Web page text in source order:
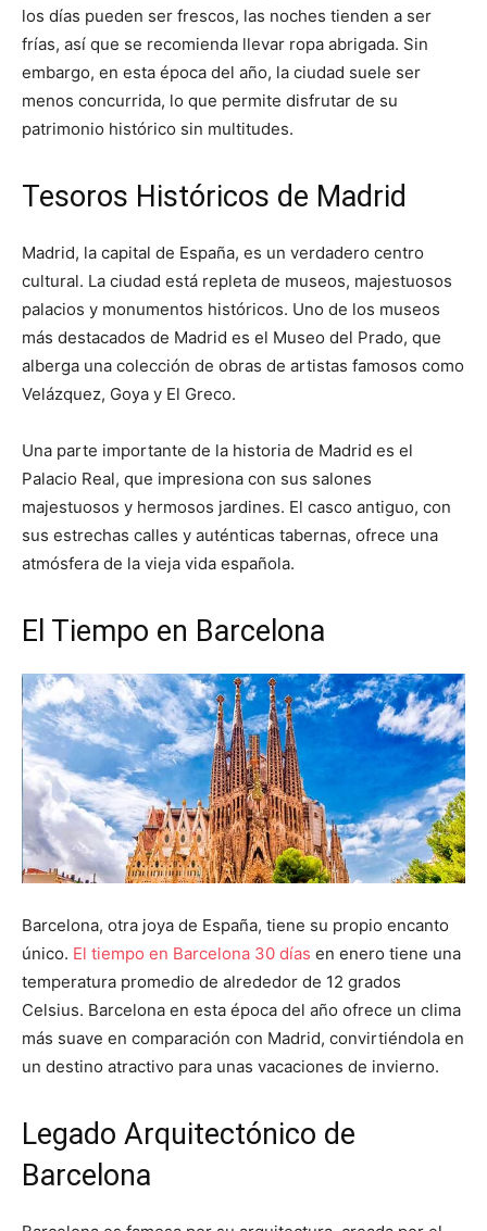
los días pueden ser frescos, las noches tienden a ser
frías, así que se recomienda llevar ropa abrigada. Sin
embargo, en esta época del año, la ciudad suele ser
menos concurrida, lo que permite disfrutar de su
patrimonio histórico sin multitudes.
Tesoros Históricos de Madrid
Madrid, la capital de España, es un verdadero centro
cultural. La ciudad está repleta de museos, majestuosos
palacios y monumentos históricos. Uno de los museos
más destacados de Madrid es el Museo del Prado, que
alberga una colección de obras de artistas famosos como
Velázquez, Goya y El Greco.
Una parte importante de la historia de Madrid es el
Palacio Real, que impresiona con sus salones
majestuosos y hermosos jardines. El casco antiguo, con
sus estrechas calles y auténticas tabernas, ofrece una
atmósfera de la vieja vida española.
El Tiempo en Barcelona
Barcelona, otra joya de España, tiene su propio encanto
único. El tiempo en Barcelona 30 días en enero tiene una
temperatura promedio de alrededor de 12 grados
Celsius. Barcelona en esta época del año ofrece un clima
más suave en comparación con Madrid, convirtiéndola en
un destino atractivo para unas vacaciones de invierno.
Legado Arquitectónico de
Barcelona